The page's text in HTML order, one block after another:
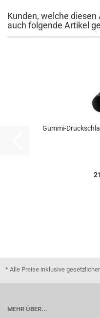
Kunden, welche
auch folgende Artikel
Gummi-
* Alle Preise inklusive
MEHR ÜBER...